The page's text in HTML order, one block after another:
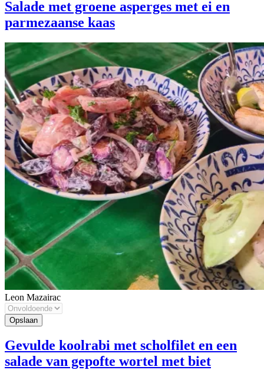
Salade met groene asperges met ei en
parmezaanse kaas
Leon Mazairac
Gevulde koolrabi met scholfilet en een
salade van gepofte wortel met biet